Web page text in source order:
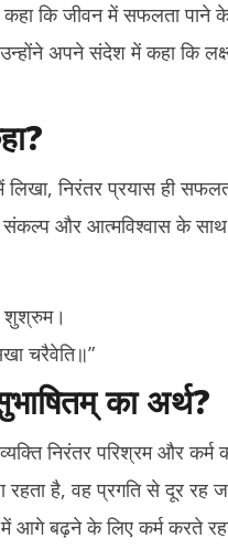
2026
कि जीवन में सफलता पाने
अपने संदेश में कहा कि
लिखा, निरंतर प्रयास ही
संकल्प और आत्मविश्वास के
शुश्रुम।
चरैवेति॥”
का अर्थ?
निरंतर परिश्रम और
रहता है, वह प्रगति से दूर रह
आगे बढ़ने के लिए कर्म करते